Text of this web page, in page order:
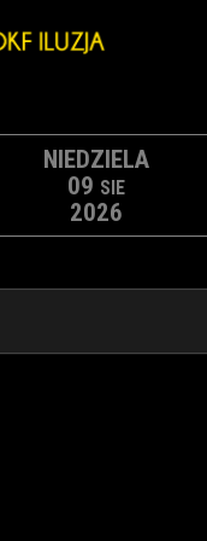
NIEDZIELA
09 SIE
2026